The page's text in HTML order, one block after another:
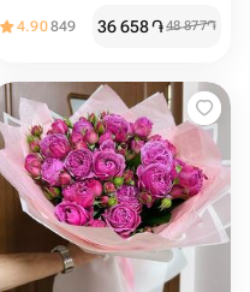
4.90849 36 658֏48 877֏